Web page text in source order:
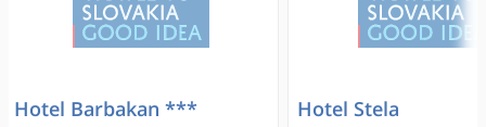
Hotel Barbakan *** Hotel Stela